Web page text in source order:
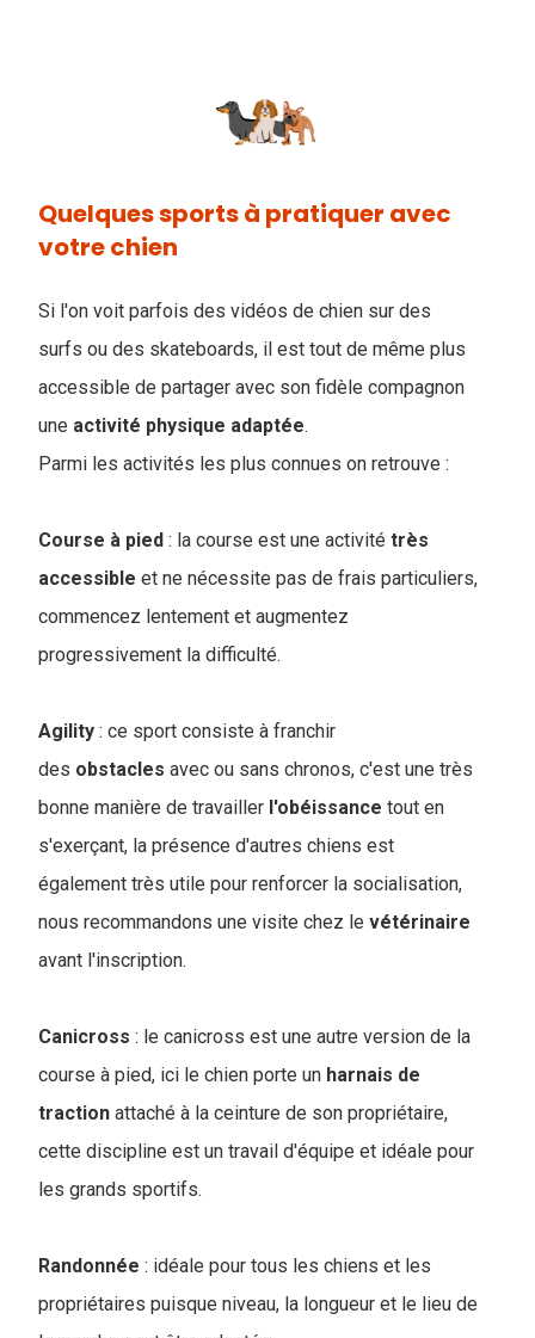
Quelques sports à pratiquer avec
votre chien
Si l'on voit parfois des vidéos de chien sur des
surfs ou des skateboards, il est tout de même plus
accessible de partager avec son fidèle compagnon
une activité physique adaptée.
Parmi les activités les plus connues on retrouve :
Course à pied : la course est une activité très
accessible et ne nécessite pas de frais particuliers,
commencez lentement et augmentez
progressivement la difficulté.
Agility : ce sport consiste à franchir
des obstacles avec ou sans chronos, c'est une très
bonne manière de travailler l'obéissance tout en
s'exerçant, la présence d'autres chiens est
également très utile pour renforcer la socialisation,
nous recommandons une visite chez le vétérinaire
avant l'inscription.
Canicross : le canicross est une autre version de la
course à pied, ici le chien porte un harnais de
traction attaché à la ceinture de son propriétaire,
cette discipline est un travail d'équipe et idéale pour
les grands sportifs.
Randonnée : idéale pour tous les chiens et les
propriétaires puisque niveau, la longueur et le lieu de